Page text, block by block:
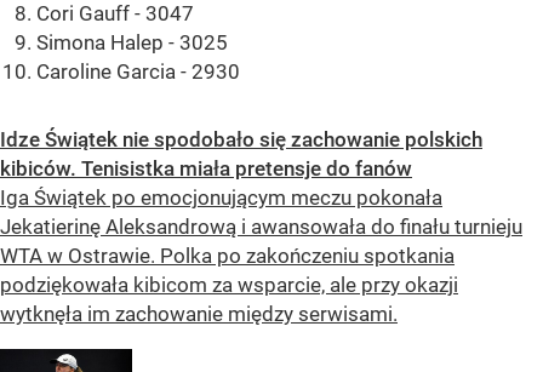
Cori Gauff - 3047
Simona Halep - 3025
Caroline Garcia - 2930
Idze Świątek nie spodobało się zachowanie polskich
kibiców. Tenisistka miała pretensje do fanów
Iga Świątek po emocjonującym meczu pokonała
Jekatierinę Aleksandrową i awansowała do finału turnieju
WTA w Ostrawie. Polka po zakończeniu spotkania
podziękowała kibicom za wsparcie, ale przy okazji
wytknęła im zachowanie między serwisami.